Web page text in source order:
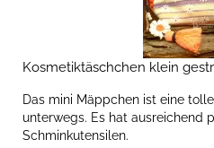
Kosmetiktäschchen klein
Das mini Mäppchen ist eine
unterwegs. Es hat ausreichend
Schminkutensilen.